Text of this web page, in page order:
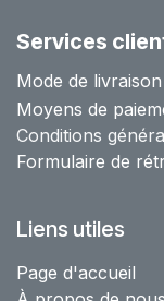
Services
Mode de livraison
Moyens de
Conditions
Formulaire de
Liens utiles
Page d'accueil